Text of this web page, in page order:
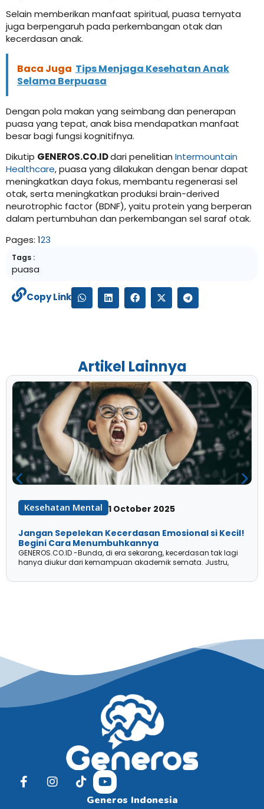
Copy Link
Selain memberikan manfaat spiritual, puasa ternyata
juga berpengaruh pada perkembangan otak dan
kecerdasan anak.
Baca Juga Tips Menjaga Kesehatan Anak
Selama Berpuasa
Dengan pola makan yang seimbang dan penerapan
puasa yang tepat, anak bisa mendapatkan manfaat
besar bagi fungsi kognitifnya.
Dikutip GENEROS.CO.IDdari penelitian Intermountain
Healthcare, puasa yang dilakukan dengan benar dapat
meningkatkan daya fokus, membantu regenerasi sel
otak, serta meningkatkan produksi brain-derived
neurotrophic factor (BDNF), yaitu protein yang berperan
dalam pertumbuhan dan perkembangan sel saraf otak.
Pages: 123
Tags :
puasa
Artikel Lainnya
Kesehatan Mental 1 October 2025
Jangan Sepelekan Kecerdasan Emosional si Kecil!
Begini Cara Menumbuhkannya
GENEROS.CO.ID -Bunda, di era sekarang, kecerdasan tak lagi
hanya diukur dari kemampuan akademik semata. Justru,
Generos Indonesia